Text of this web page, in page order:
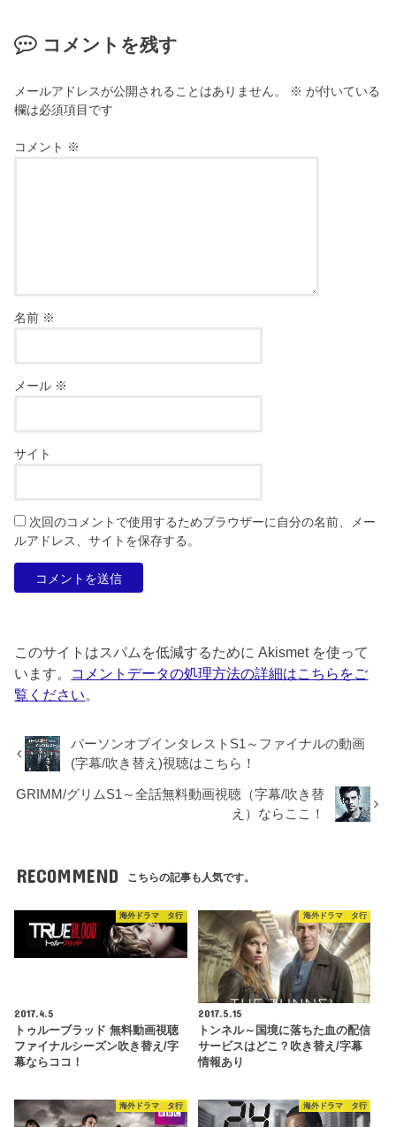
コメントを残す
メールアドレスが公開されることはありません。 ※ が付いている
欄は必須項目です
コメント ※
名前 ※
メール ※
サイト
次回のコメントで使用するためブラウザーに自分の名前、メー
ルアドレス、サイトを保存する。
このサイトはスパムを低減するために Akismet を使って
います。 コメントデータの処理方法の詳細はこちらをご
覧ください。
パーソンオブインタレストS1～ファイナルの動画
(字幕/吹き替え)視聴はこちら！
GRIMM/グリムS1～全話無料動画視聴（字幕/吹き替
え）ならここ！
RECOMMEND こちらの記事も人気です。
海外ドラマ タ行
2017.4.5
トゥルーブラッド 無料動画視聴
ファイナルシーズン吹き替え/字
幕ならココ！
海外ドラマ タ行
2017.5.15
トンネル～国境に落ちた血の配信
サービスはどこ？吹き替え/字幕
情報あり
海外ドラマ タ行 海外ドラマ タ行